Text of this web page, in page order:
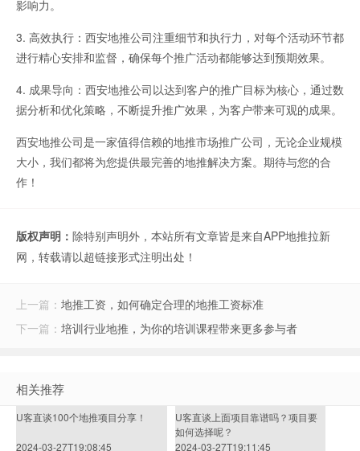
影响力。
3. 高效执行：西安地推公司注重细节和执行力，对每个活动环节都
进行精心安排和监督，确保每个推广活动都能够达到预期效果。
4. 成果导向：西安地推公司以达到客户的推广目标为核心，通过数
据分析和优化策略，不断提升推广效果，为客户带来可观的成果。
西安地推公司是一家值得信赖的地推市场推广公司，无论企业规模
大小，我们都将为您提供最完善的地推解决方案。期待与您的合
作！
版权声明： 除特别声明外，本站所有文章皆是来自APP地推拉新
网，转载请以超链接形式注明出处！
上一篇： 地推工资，如何确定合理的地推工资标准
下一篇： 培训行业地推，为你的培训课程带来更多参与者
相关推荐
U客直谈100个地推项目分享！
2024-03-27T19:08:45
U客直谈上面项目靠谱吗？项目要
如何选择呢？
2024-03-27T19:11:45